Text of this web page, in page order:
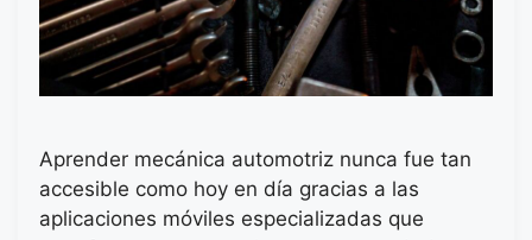
Aprender mecánica automotriz nunca fue tan
accesible como hoy en día gracias a las
aplicaciones móviles especializadas que